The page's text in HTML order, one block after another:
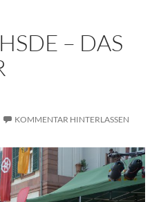
– DAS
KOMMENTAR HINTERLASSEN